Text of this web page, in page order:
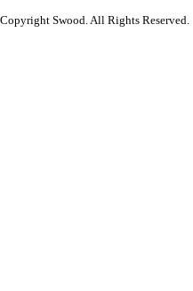
Copyright Swood. All Rights Reserved.